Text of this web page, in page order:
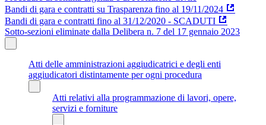
Bandi di gara e contratti su Trasparenza fino al 19/11/2024
Bandi di gara e contratti fino al 31/12/2020 - SCADUTI
Sotto-sezioni eliminate dalla Delibera n. 7 del 17 gennaio 2023
Atti delle amministrazioni aggiudicatrici e degli enti
aggiudicatori distintamente per ogni procedura
Atti relativi alla programmazione di lavori, opere,
servizi e forniture